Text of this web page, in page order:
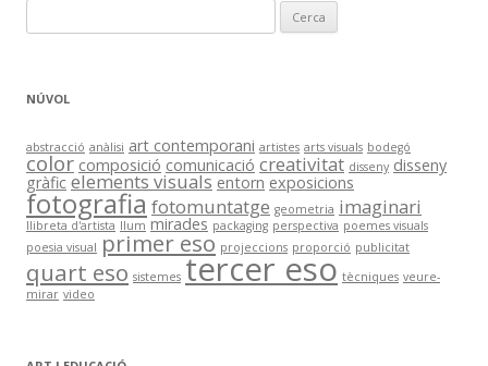
e
c
:
NÚVOL
abstracció anàlisi art contemporani artistes arts visuals bodegó
color composició comunicació creativitat disseny disseny
gràfic elements visuals entorn exposicions
fotografiafotomuntatge geometria imaginari
llibreta d'artista llum mirades packaging perspectiva poemes visuals
poesia visual primer eso projeccions proporció publicitat
quart eso sistemes tercer eso tècniques veure-
mirar video